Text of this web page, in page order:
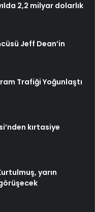
2,2 milyar dolarlık
Jeff Dean’in
Trafiği Yoğunlaştı
kırtasiye
yarın